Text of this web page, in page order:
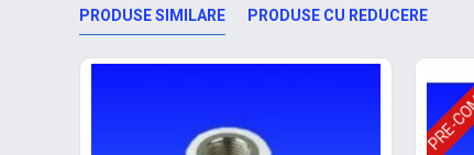
PRODUSE SIMILARE PRODUSE CU REDUCERE
PRE-